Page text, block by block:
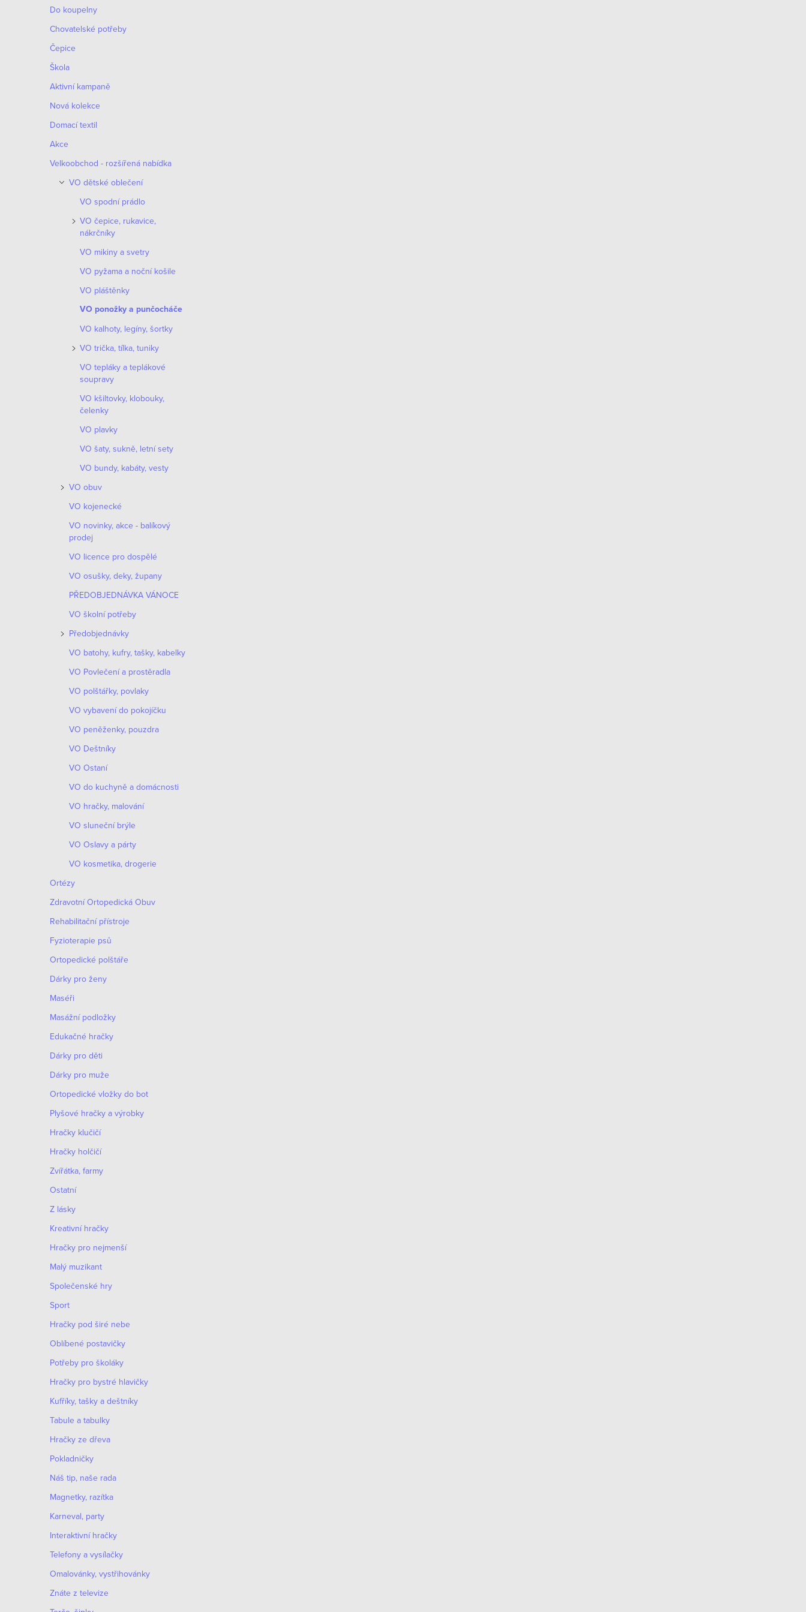
Do koupelny
Chovatelské potřeby
Čepice
Škola
Aktivní kampaně
Nová kolekce
Domací textil
Akce
Velkoobchod - rozšířená nabídka
VO dětské oblečení
VO spodní prádlo
VO čepice, rukavice,
nákrčníky
VO mikiny a svetry
VO pyžama a noční košile
VO pláštěnky
VO ponožky a punčocháče
VO kalhoty, legíny, šortky
VO trička, tílka, tuniky
VO tepláky a teplákové
soupravy
VO kšiltovky, klobouky,
čelenky
VO plavky
VO šaty, sukně, letní sety
VO bundy, kabáty, vesty
VO obuv
VO kojenecké
VO novinky, akce - balíkový
prodej
VO licence pro dospělé
VO osušky, deky, župany
PŘEDOBJEDNÁVKA VÁNOCE
VO školní potřeby
Předobjednávky
VO batohy, kufry, tašky, kabelky
VO Povlečení a prostěradla
VO polštářky, povlaky
VO vybavení do pokojíčku
VO peněženky, pouzdra
VO Deštníky
VO Ostaní
VO do kuchyně a domácnosti
VO hračky, malování
VO sluneční brýle
VO Oslavy a párty
VO kosmetika, drogerie
Ortézy
Zdravotní Ortopedická Obuv
Rehabilitační přístroje
Fyzioterapie psů
Ortopedické polštáře
Dárky pro ženy
Maséři
Masážní podložky
Edukačné hračky
Dárky pro děti
Dárky pro muže
Оrtopedické vložky do bot
Plyšové hračky a výrobky
Hračky klučičí
Hračky holčičí
Zvířátka, farmy
Ostatní
Z lásky
Kreativní hračky
Hračky pro nejmenší
Malý muzikant
Společenské hry
Sport
Hračky pod širé nebe
Oblíbené postavičky
Potřeby pro školáky
Hračky pro bystré hlavičky
Kufříky, tašky a deštníky
Tabule a tabulky
Hračky ze dřeva
Pokladničky
Náš tip, naše rada
Magnetky, razítka
Karneval, party
Interaktivní hračky
Telefony a vysílačky
Omalovánky, vystřihovánky
Znáte z televize